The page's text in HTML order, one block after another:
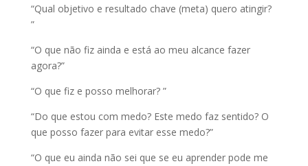
“Qual objetivo e resultado chave (meta) quero atingir?
”
“O que não fiz ainda e está ao meu alcance fazer
agora?”
“O que fiz e posso melhorar? ”
“Do que estou com medo? Este medo faz sentido? O
que posso fazer para evitar esse medo?”
“O que eu ainda não sei que se eu aprender pode me